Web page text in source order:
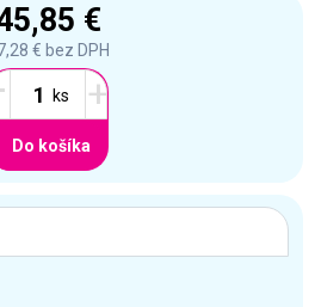
€
€ bez DPH
+
Do košíka